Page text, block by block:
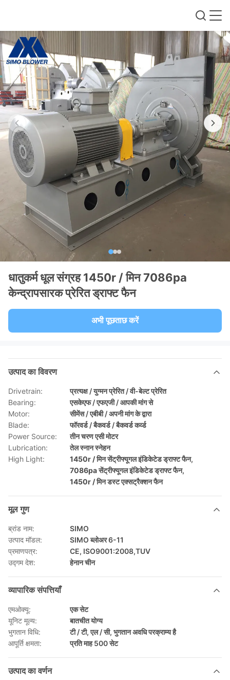
धातुकर्म धूल संग्रह 1450r / मिन 7086pa
केन्द्रापसारक प्रेरित ड्राफ्ट फैन
अभी पूछताछ करें
उत्पाद का विवरण
Drivetrain:
प्रत्यक्ष / युग्मन प्रेरित / वी-बेल्ट प्रेरित
Bearing:
एसकेएफ / एफएजी / आपकी मांग से
Motor:
सीमेंस / एबीबी / अपनी मांग के द्वारा
Blade:
फॉरवर्ड / बैकवर्ड / बैकवर्ड कर्व्ड
Power Source:
तीन चरण एसी मोटर
Lubrication:
तेल स्नान स्नेहन
High Light:
1450r / मिन सेंट्रीफ्यूगल इंडिकेटेड ड्राफ्ट फैन,
7086pa सेंट्रीफ्यूगल इंडिकेटेड ड्राफ्ट फैन,
1450r / मिन डस्ट एक्सट्रैक्शन फैन
मूल गुण
ब्रांड नाम:
SIMO
उत्पाद मॉडल:
SIMO ब्लोअर 6-11
प्रमाणपत्र:
CE, ISO9001:2008,TUV
उद्गम देश:
हेनान चीन
व्यापारिक संपत्तियाँ
एमओक्यू:
एक सेट
यूनिट मूल्य:
बातचीत योग्य
भुगतान विधि:
टी / टी, एल / सी, भुगतान अवधि परक्राम्य है
आपूर्ति क्षमता:
प्रति माह 500 सेट
उत्पाद का वर्णन